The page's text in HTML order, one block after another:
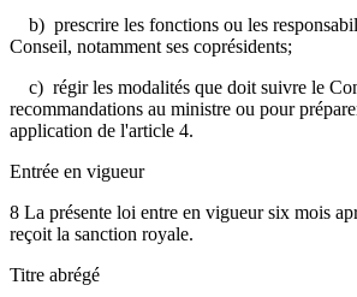
b) prescrire les fonctions ou les
Conseil, notamment ses coprésidents;
c) régir les modalités que doit suivre le
recommandations au ministre ou pour
application de l'article 4.
Entrée en vigueur
8 La présente loi entre en vigueur six mois
reçoit la sanction royale.
Titre abrégé